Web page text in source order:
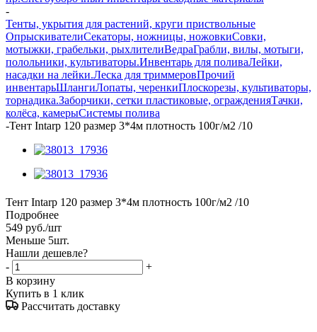
-
Тенты, укрытия для растений, круги приствольные
ОпрыскивателиСекаторы, ножницы, ножовкиСовки,
мотыжки, грабельки, рыхлителиВедраГрабли, вилы, мотыги,
полольники, культиваторы.Инвентарь для поливаЛейки,
насадки на лейки.Леска для триммеровПрочий
инвентарьШлангиЛопаты, черенкиПлоскорезы, культиваторы,
торнадика.Заборчики, сетки пластиковые, огражденияТачки,
колёса, камерыСистемы полива
-Тент Intarp 120 размер 3*4м плотность 100г/м2 /10
Тент Intarp 120 размер 3*4м плотность 100г/м2 /10
Подробнее
549 руб./шт
Меньше 5шт.
Нашли дешевле?
-
+
В корзину
Купить в 1 клик
Рассчитать доставку